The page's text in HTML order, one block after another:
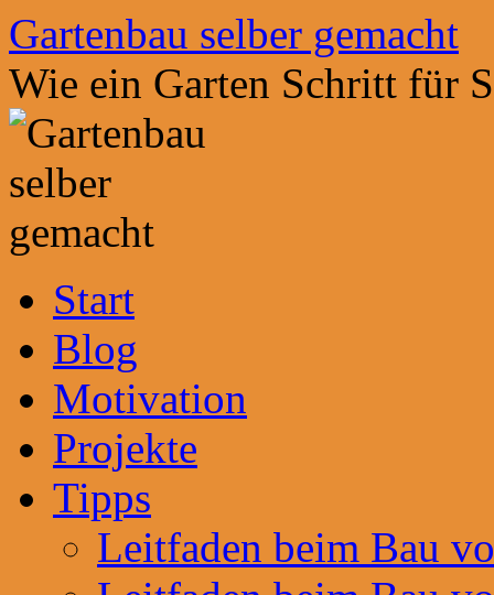
Zum
Inhalt
springen
Gartenbau selber gemacht
Wie ein Garten Schritt für
Start
Blog
Motivation
Projekte
Tipps
Leitfaden beim Bau